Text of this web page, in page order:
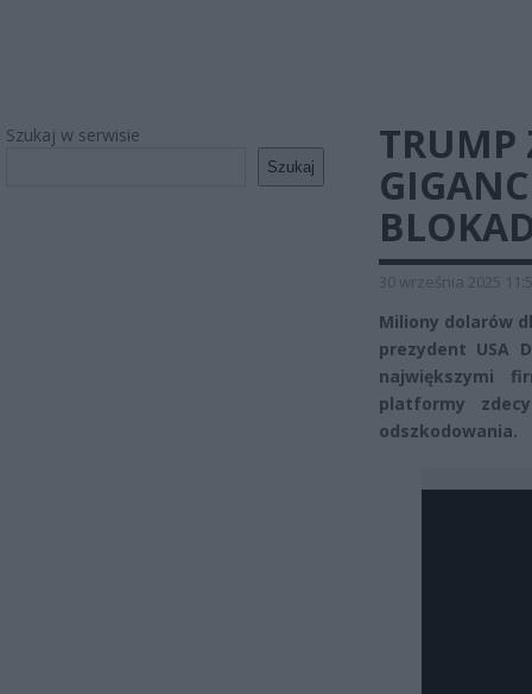
Szukaj w serwisie
Szukaj
30 września 2025
Miliony dolarów
prezydent USA
największymi
platformy
odszkodowania.